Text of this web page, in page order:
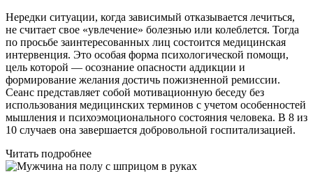
Нередки ситуации, когда зависимый отказывается лечиться,
не считает свое «увлечение» болезнью или колеблется. Тогда
по просьбе заинтересованных лиц состоится медицинская
интервенция. Это особая форма психологической помощи,
цель которой — осознание опасности аддикции и
формирование желания достичь пожизненной ремиссии.
Сеанс представляет собой мотивационную беседу без
использования медицинских терминов с учетом особенностей
мышления и психоэмоционального состояния человека. В 8 из
10 случаев она завершается добровольной госпитализацией.
Читать подробнее